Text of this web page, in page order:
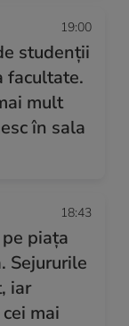
19:00
studenții
facultate.
mult
în sala
18:43
piața
Sejururile
iar
mai